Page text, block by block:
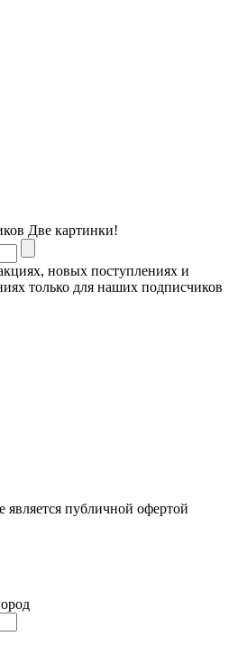
Две картинки!
новых поступлениях и
только для наших подписчиков
является публичной офертой